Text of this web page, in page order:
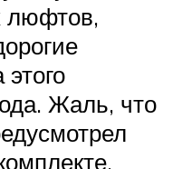
люфтов,
Жаль, что